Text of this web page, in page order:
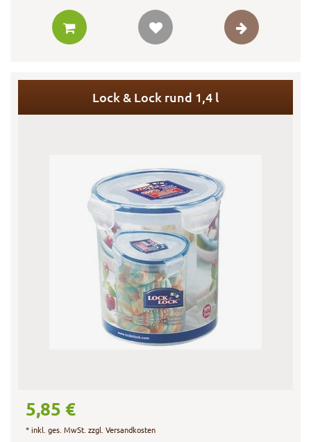
Lock & Lock rund 1,4 l
5,85 €
*inkl. ges. MwSt. zzgl.Versandkosten